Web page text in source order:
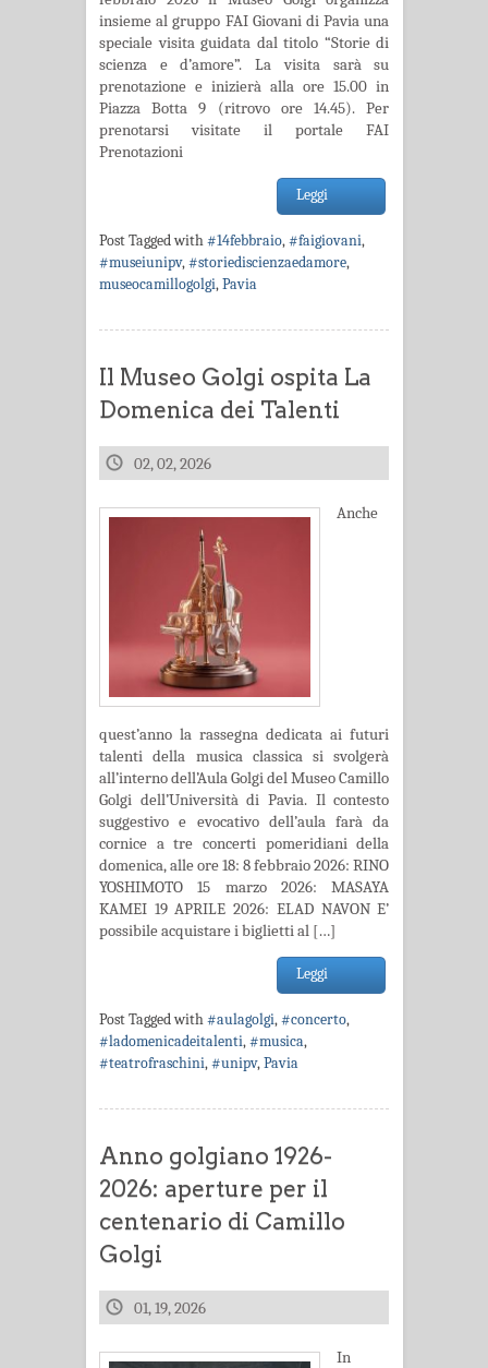
insieme al gruppo FAI Giovani di Pavia una
speciale visita guidata dal titolo “Storie di
scienza e d’amore”. La visita sarà su
prenotazione e inizierà alla ore 15.00 in
Piazza Botta 9 (ritrovo ore 14.45). Per
prenotarsi visitate il portale FAI
Prenotazioni
Leggi
Post Tagged with#14febbraio,#faigiovani,
#museiunipv,#storiediscienzaedamore,
museocamillogolgi,Pavia
Il Museo Golgi ospita La
Domenica dei Talenti
02, 02, 2026
Anche
quest’anno la rassegna dedicata ai futuri
talenti della musica classica si svolgerà
all’interno dell’Aula Golgi del Museo Camillo
Golgi dell’Università di Pavia. Il contesto
suggestivo e evocativo dell’aula farà da
cornice a tre concerti pomeridiani della
domenica, alle ore 18: 8 febbraio 2026: RINO
YOSHIMOTO 15 marzo 2026: MASAYA
KAMEI 19 APRILE 2026: ELAD NAVON E’
possibile acquistare i biglietti al […]
Leggi
Post Tagged with#aulagolgi,#concerto,
#ladomenicadeitalenti,#musica,
#teatrofraschini,#unipv,Pavia
Anno golgiano 1926-
2026: aperture per il
centenario di Camillo
Golgi
01, 19, 2026
In